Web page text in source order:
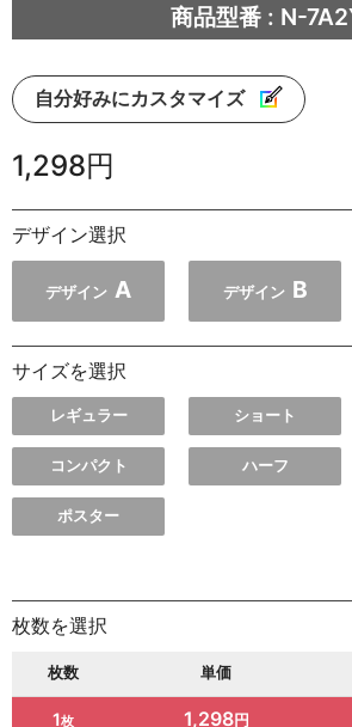
商品型番 : N-
自分好みにカスタマイズ
1,298円
デザイン選択
デザイン A デザイン B
サイズを選択
レギュラー ショート
コンパクト ハーフ
ポスター
枚数を選択
枚数 単価
1 1,298